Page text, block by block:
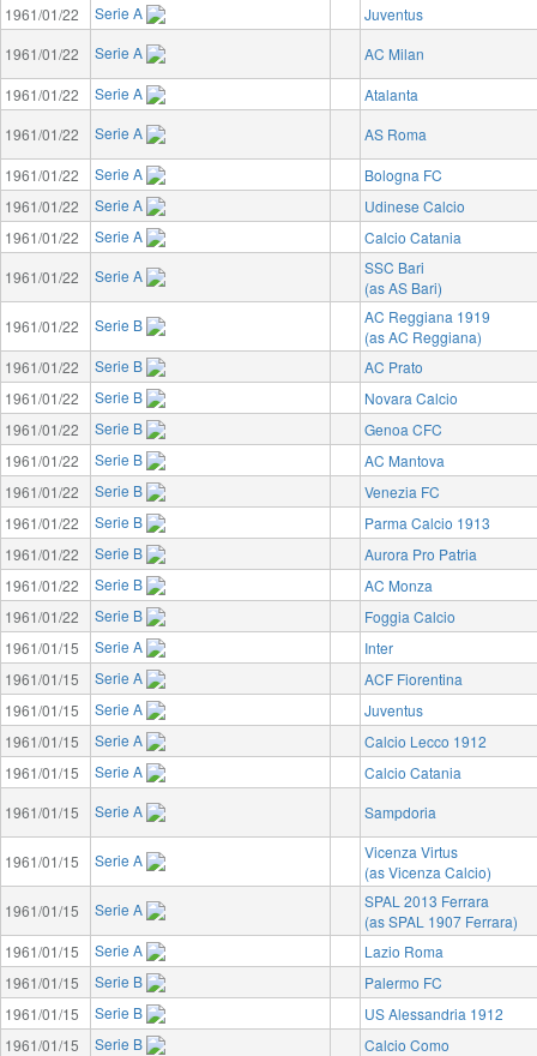
1961/01/22
Serie A
Juventus
1961/01/22
Serie A
AC Milan
1961/01/22
Serie A
Atalanta
1961/01/22
Serie A
AS Roma
1961/01/22
Serie A
Bologna FC
1961/01/22
Serie A
Udinese Calcio
1961/01/22
Serie A
Calcio Catania
1961/01/22
Serie A
SSC Bari
(as AS Bari)
1961/01/22
Serie B
AC Reggiana 1919
(as AC Reggiana)
1961/01/22
Serie B
AC Prato
1961/01/22
Serie B
Novara Calcio
1961/01/22
Serie B
Genoa CFC
1961/01/22
Serie B
AC Mantova
1961/01/22
Serie B
Venezia FC
1961/01/22
Serie B
Parma Calcio 1913
1961/01/22
Serie B
Aurora Pro Patria
1961/01/22
Serie B
AC Monza
1961/01/22
Serie B
Foggia Calcio
1961/01/15
Serie A
Inter
1961/01/15
Serie A
ACF Fiorentina
1961/01/15
Serie A
Juventus
1961/01/15
Serie A
Calcio Lecco 1912
1961/01/15
Serie A
Calcio Catania
1961/01/15
Serie A Sampdoria
1961/01/15 Serie A
Vicenza Virtus
(as Vicenza Calcio)
1961/01/15
Serie A
SPAL 2013 Ferrara
(as SPAL 1907 Ferrara)
1961/01/15
Serie A
Lazio Roma
1961/01/15
Serie B
Palermo FC
1961/01/15
Serie B
US Alessandria 1912
1961/01/15
Serie B
Calcio Como